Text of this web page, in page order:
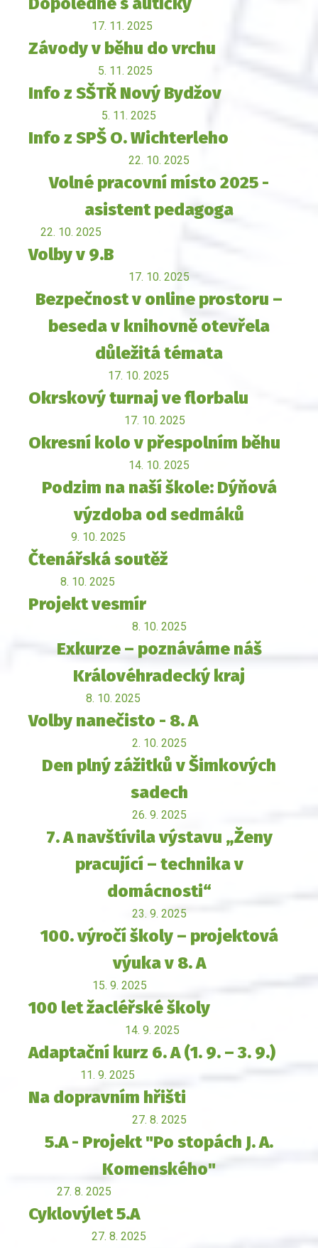
17. 11. 2025
Závody v běhu do vrchu
5. 11. 2025
Info z SŠTŘ Nový Bydžov
5. 11. 2025
Info z SPŠ O. Wichterleho
22. 10. 2025
Volné pracovní místo 2025 -
asistent pedagoga
22. 10. 2025
Volby v 9.B
17. 10. 2025
Bezpečnost v online prostoru –
beseda v knihovně otevřela
důležitá témata
17. 10. 2025
Okrskový turnaj ve florbalu
17. 10. 2025
Okresní kolo v přespolním běhu
14. 10. 2025
Podzim na naší škole: Dýňová
výzdoba od sedmáků
9. 10. 2025
Čtenářská soutěž
8. 10. 2025
Projekt vesmír
8. 10. 2025
Exkurze – poznáváme náš
Královéhradecký kraj
8. 10. 2025
Volby nanečisto - 8. A
2. 10. 2025
Den plný zážitků v Šimkových
sadech
26. 9. 2025
7. A navštívila výstavu „Ženy
pracující – technika v
domácnosti“
23. 9. 2025
100. výročí školy – projektová
výuka v 8. A
15. 9. 2025
100 let žacléřské školy
14. 9. 2025
Adaptační kurz 6. A (1. 9. – 3. 9.)
11. 9. 2025
Na dopravním hřišti
27. 8. 2025
5.A - Projekt "Po stopách J. A.
Komenského"
27. 8. 2025
Cyklovýlet 5.A
27. 8. 2025